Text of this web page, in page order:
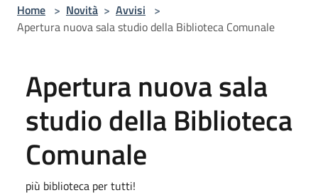
Home > Novità > Avvisi >
Apertura nuova sala studio della Biblioteca Comunale
Apertura nuova sala
studio della Biblioteca
Comunale
più biblioteca per tutti!